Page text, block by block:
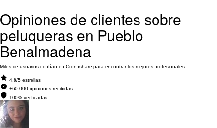
Opiniones de clientes sobre
peluqueras en Pueblo
Benalmadena
Miles de usuarios confían en Cronoshare para encontrar los mejores profesionales
4.8/5 estrellas
+60.000 opiniones recibidas
100% verificadas